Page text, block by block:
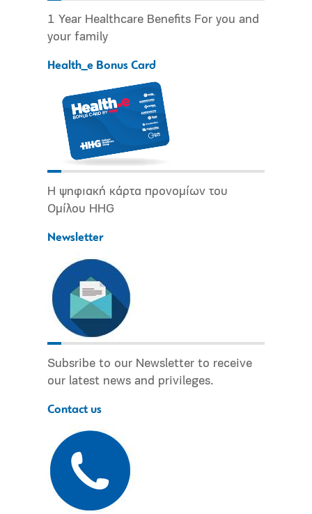
1 Year Healthcare Benefits For you and
your family
Health_e Bonus Card
Η ψηφιακή κάρτα προνομίων του
Ομίλου HHG
Newsletter
Subsribe to our Newsletter to receive
our latest news and privileges.
Contact us